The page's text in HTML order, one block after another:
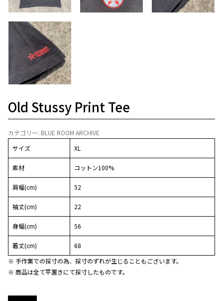
Old Stussy Print Tee
カテゴリー: BLUE ROOM ARCHIVE
サイズ
XL
素材 コットン100%
肩幅(cm) 52
袖丈(cm) 22
身幅(cm) 56
着丈(cm)
68
※ 手作業での採寸の為、採寸のずれが生じることもございます。
※ 商品は全て平置きにて採寸したものです。